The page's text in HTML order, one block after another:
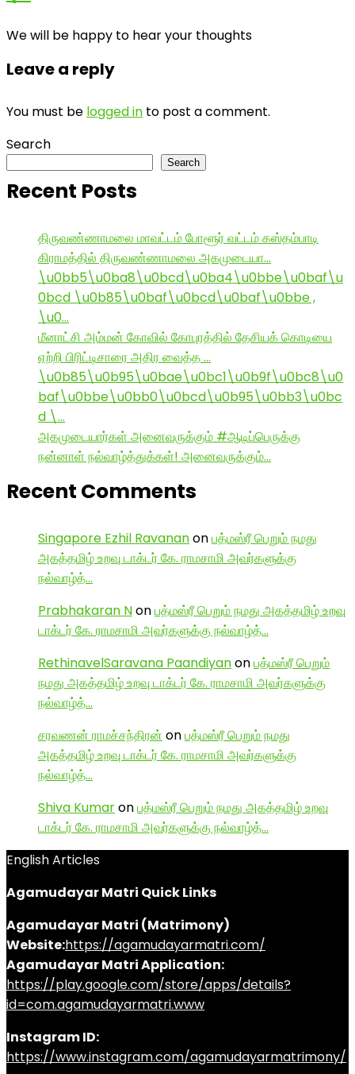
We will be happy to hear your thoughts
Leave a reply
You must be logged in to post a comment.
Search
Search
Recent Posts
திருவண்ணாமலை மாவட்டம் போளூர் வட்டம் கஸ்தம்பாடி
கிராமத்தில் திருவண்ணாமலை அகமுடையா…
\u0bb5\u0ba8\u0bcd\u0ba4\u0bbe\u0baf\u
0bcd \u0b85\u0baf\u0bcd\u0baf\u0bbe ,
\u0…
மீனாட்சி அம்மன் கோவில் கோபுரத்தில் தேசியக் கொடியை
ஏற்றி பிரிட்டிசாரை அதிர வைத்த …
\u0b85\u0b95\u0bae\u0bc1\u0b9f\u0bc8\u0
baf\u0bbe\u0bb0\u0bcd\u0b95\u0bb3\u0bc
d \…
அகமுடையார்கள் அனைவருக்கும் #ஆடிப்பெருக்கு
நன்னாள் நல்வாழ்த்துக்கள்! அனைவருக்கும்…
Recent Comments
Singapore Ezhil Ravananonபத்மஸ்ரீ பெறும் நமது
அகத்தமிழ் உறவு டாக்டர் கே. ராமசாமி அவர்களுக்கு
நல்வாழ்த்…
Prabhakaran Nonபத்மஸ்ரீ பெறும் நமது அகத்தமிழ் உறவு
டாக்டர் கே. ராமசாமி அவர்களுக்கு நல்வாழ்த்…
RethinavelSaravana Paandiyanonபத்மஸ்ரீ பெறும்
நமது அகத்தமிழ் உறவு டாக்டர் கே. ராமசாமி அவர்களுக்கு
நல்வாழ்த்…
சரவணன் ராமச்சந்திரன் onபத்மஸ்ரீ பெறும் நமது
அகத்தமிழ் உறவு டாக்டர் கே. ராமசாமி அவர்களுக்கு
நல்வாழ்த்…
Shiva Kumaronபத்மஸ்ரீ பெறும் நமது அகத்தமிழ் உறவு
டாக்டர் கே. ராமசாமி அவர்களுக்கு நல்வாழ்த்…
English Articles
Agamudayar Matri Quick Links
Agamudayar Matri (Matrimony)
Website:https://agamudayarmatri.com/
Agamudayar Matri Application:
https://play.google.com/store/apps/details?
id=com.agamudayarmatri.www
Instagram ID:
https://www.instagram.com/agamudayarmatrimony/